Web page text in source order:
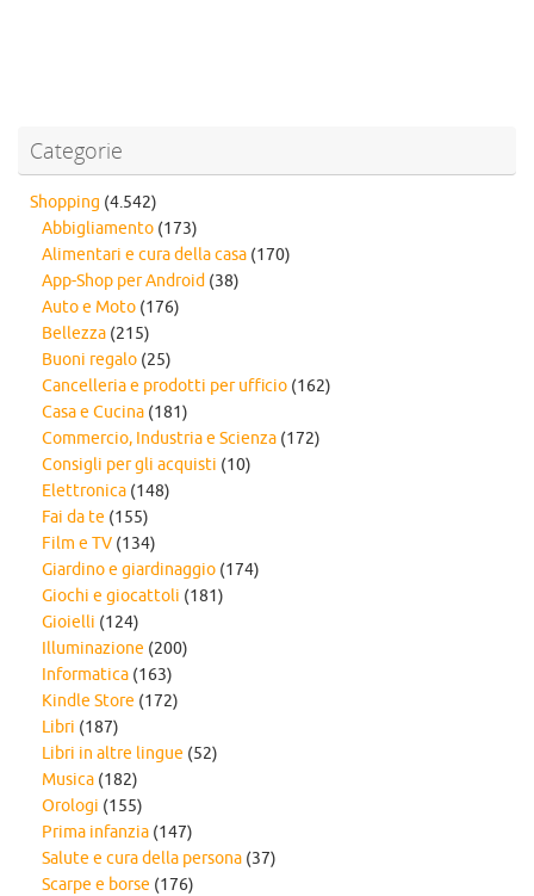
Categorie
Shopping (4.542)
Abbigliamento (173)
Alimentari e cura della casa (170)
App-Shop per Android (38)
Auto e Moto (176)
Bellezza (215)
Buoni regalo (25)
Cancelleria e prodotti per ufficio (162)
Casa e Cucina (181)
Commercio, Industria e Scienza (172)
Consigli per gli acquisti (10)
Elettronica (148)
Fai da te (155)
Film e TV (134)
Giardino e giardinaggio (174)
Giochi e giocattoli (181)
Gioielli (124)
Illuminazione (200)
Informatica (163)
Kindle Store (172)
Libri (187)
Libri in altre lingue (52)
Musica (182)
Orologi (155)
Prima infanzia (147)
Salute e cura della persona (37)
Scarpe e borse (176)